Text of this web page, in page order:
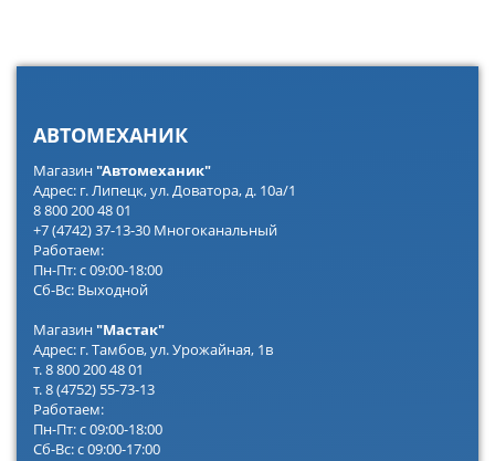
АВТОМЕХАНИК
Магазин"Автомеханик"
Адрес: г. Липецк, ул. Доватора, д. 10а/1
8 800 200 48 01
+7 (4742) 37-13-30 Многоканальный
Работаем:
Пн-Пт: с 09:00-18:00
Сб-Вс: Выходной
Магазин"Мастак"
Адрес: г. Тамбов, ул. Урожайная, 1в
т. 8 800 200 48 01
т. 8 (4752) 55-73-13
Работаем:
Пн-Пт: с 09:00-18:00
Сб-Вс: с 09:00-17:00